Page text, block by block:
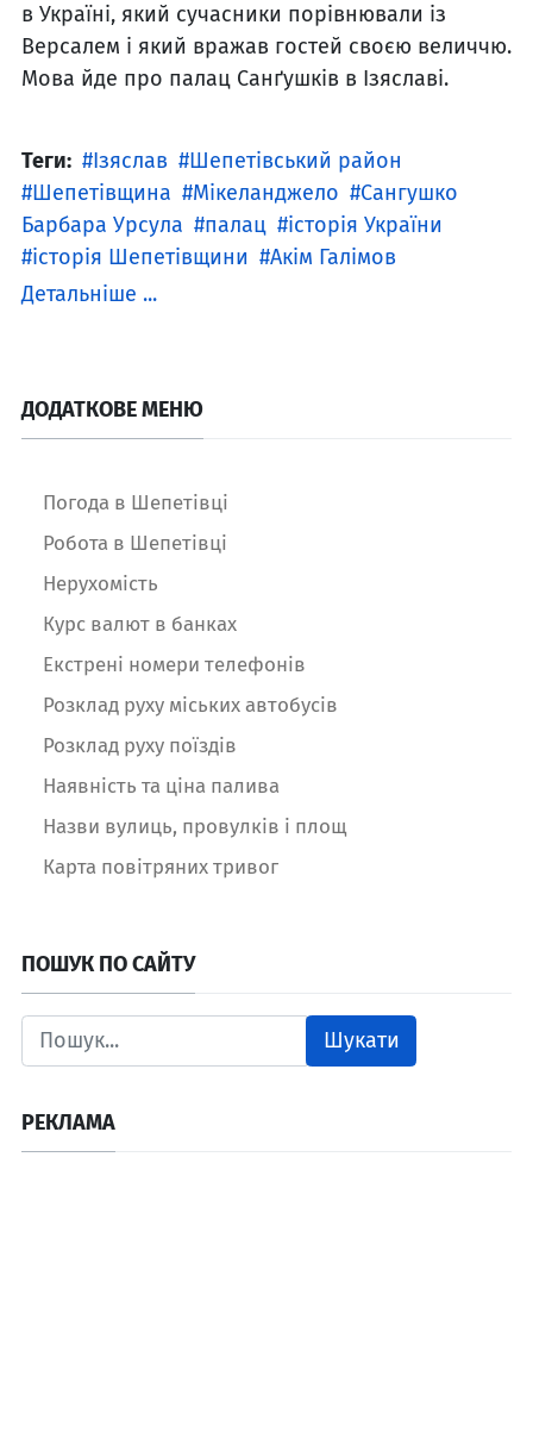
в Україні, який сучасники порівнювали із
Версалем і який вражав гостей своєю величчю.
Мова йде про палац Санґушків в Ізяславі.
Теги: Ізяслав
Шепетівський район
Шепетівщина
Мікеланджело
Сангушко
Барбара Урсула
палац
історія України
історія Шепетівщини
Акім Галімов
Детальніше ...
ДОДАТКОВЕ МЕНЮ
Погода в Шепетівці
Робота в Шепетівці
Нерухомість
Курс валют в банках
Екстрені номери телефонів
Розклад руху міських автобусів
Розклад руху поїздів
Наявність та ціна палива
Назви вулиць, провулків і площ
Карта повітряних тривог
ПОШУК ПО САЙТУ
Шукати
РЕКЛАМА